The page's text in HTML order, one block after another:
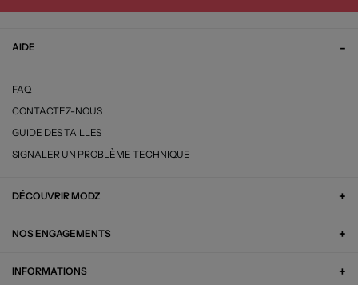
AIDE
FAQ
CONTACTEZ-NOUS
GUIDE DES TAILLES
SIGNALER UN PROBLÈME TECHNIQUE
DÉCOUVRIR MODZ
NOS ENGAGEMENTS
INFORMATIONS